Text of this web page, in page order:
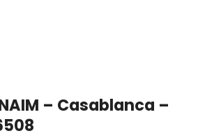
NAIM – Casablanca –